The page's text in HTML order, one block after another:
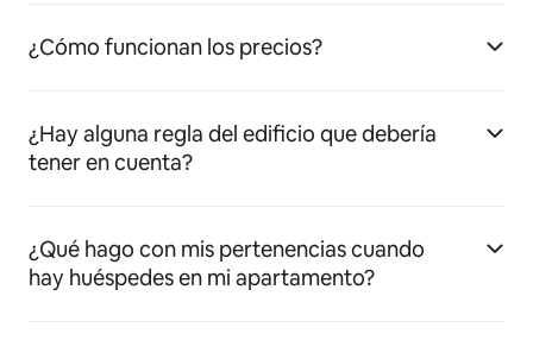
¿Cómo funcionan los precios?
¿Hay alguna regla del edificio que debería
tener en cuenta?
¿Qué hago con mis pertenencias cuando
hay huéspedes en mi apartamento?